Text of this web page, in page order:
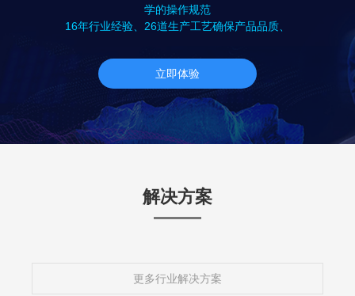
学的操作规范
16年行业经验、26道生产工艺确保产品品质、
立即体验
解决方案
更多行业解决方案